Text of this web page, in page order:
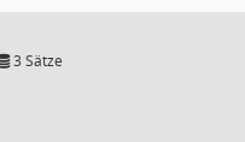
3 Sätze